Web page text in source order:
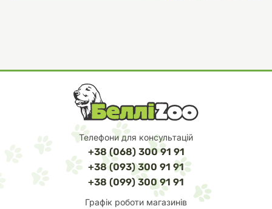
Телефони для консультацій
+38 (068) 300 91 91
+38 (093) 300 91 91
+38 (099) 300 91 91
Графік роботи магазинів